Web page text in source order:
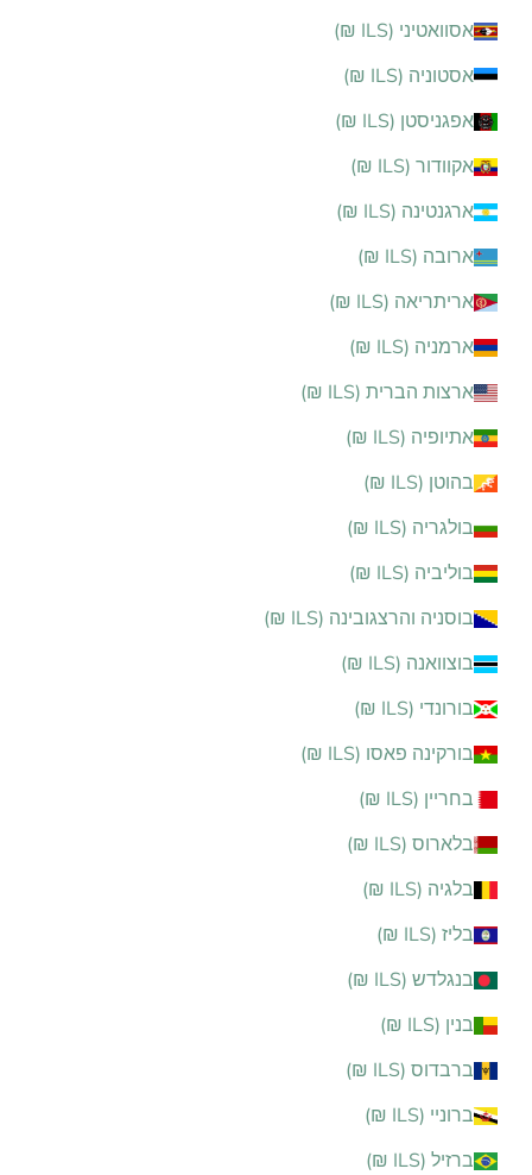
אסוואטיני (ILS ₪)
אסטוניה (ILS ₪)
אפגניסטן (ILS ₪)
אקוודור (ILS ₪)
ארגנטינה (ILS ₪)
ארובה (ILS ₪)
אריתריאה (ILS ₪)
ארמניה (ILS ₪)
ארצות הברית (ILS ₪)
אתיופיה (ILS ₪)
בהוטן (ILS ₪)
בולגריה (ILS ₪)
בוליביה (ILS ₪)
בוסניה והרצגובינה (ILS ₪)
בוצוואנה (ILS ₪)
בורונדי (ILS ₪)
בורקינה פאסו (ILS ₪)
בחריין (ILS ₪)
בלארוס (ILS ₪)
בלגיה (ILS ₪)
בליז (ILS ₪)
בנגלדש (ILS ₪)
בנין (ILS ₪)
ברבדוס (ILS ₪)
ברוניי (ILS ₪)
ברזיל (ILS ₪)